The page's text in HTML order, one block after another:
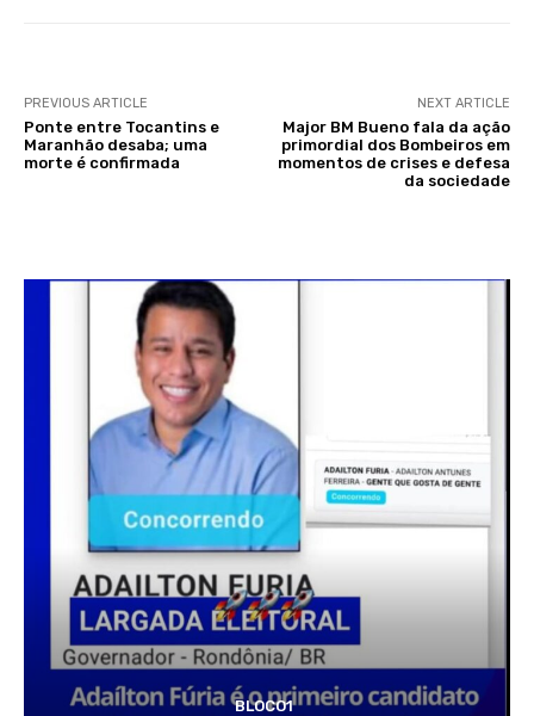
PREVIOUS ARTICLE
Ponte entre Tocantins e
Maranhão desaba; uma
morte é confirmada
NEXT ARTICLE
Major BM Bueno fala da ação
primordial dos Bombeiros em
momentos de crises e defesa
da sociedade
BLOCO1